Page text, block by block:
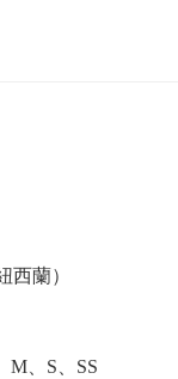
蘭）
、S、SS